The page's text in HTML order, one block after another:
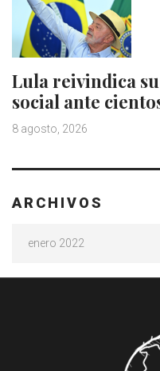
Lula reivindica
social ante
8 agosto, 2026
ARCHIVOS